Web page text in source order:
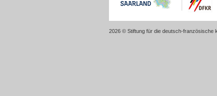
2026 © Stiftung für die deutsch-französische